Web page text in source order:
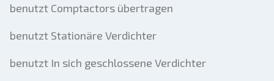
benutzt Comptactors übertragen
benutzt Stationäre Verdichter
benutzt In sich geschlossene Verdichter